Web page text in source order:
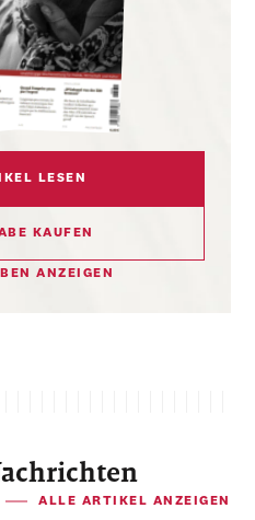
LESEN
KAUFEN
ANZEIGEN
ALLE ARTIKEL ANZEIGEN